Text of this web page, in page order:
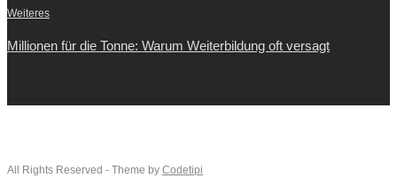
Weiteres
Millionen für die Tonne: Warum Weiterbildung oft versagt
All Rights Reserved - Theme by Codetipi